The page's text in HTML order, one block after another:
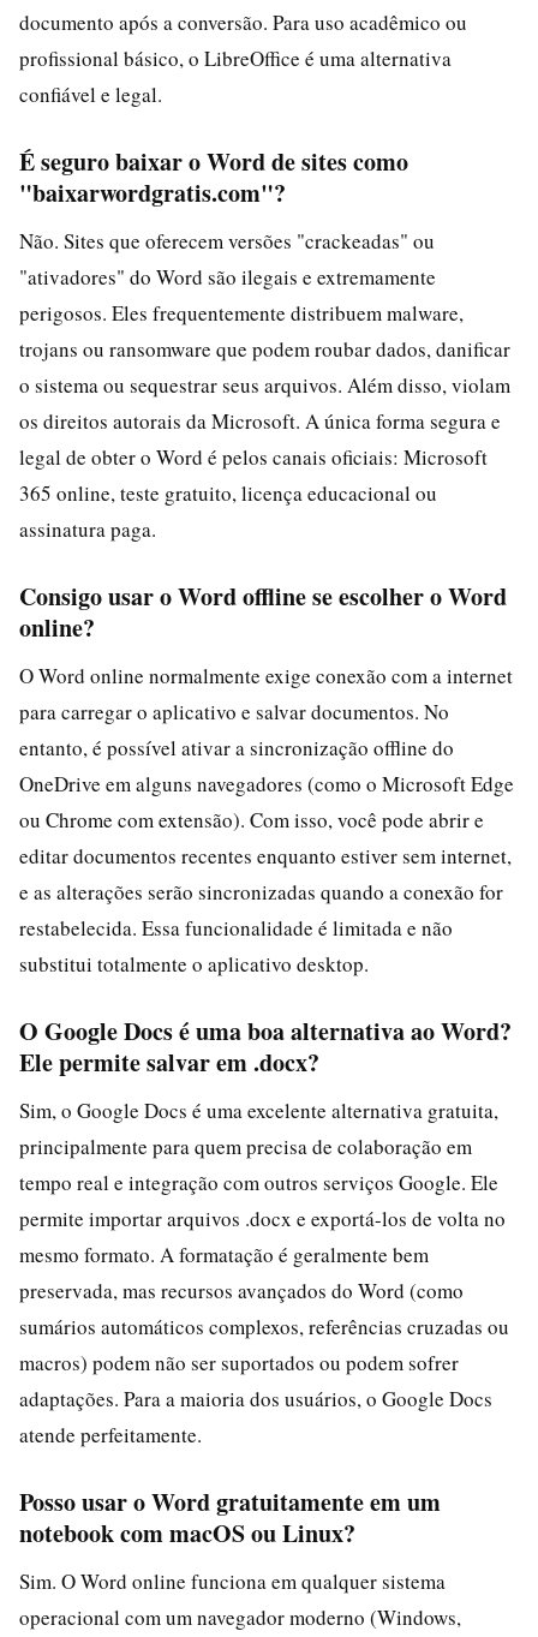
documento após a conversão. Para uso acadêmico ou
profissional básico, o LibreOffice é uma alternativa
confiável e legal.
É seguro baixar o Word de sites como
"baixarwordgratis.com"?
Não. Sites que oferecem versões "crackeadas" ou
"ativadores" do Word são ilegais e extremamente
perigosos. Eles frequentemente distribuem malware,
trojans ou ransomware que podem roubar dados, danificar
o sistema ou sequestrar seus arquivos. Além disso, violam
os direitos autorais da Microsoft. A única forma segura e
legal de obter o Word é pelos canais oficiais: Microsoft
365 online, teste gratuito, licença educacional ou
assinatura paga.
Consigo usar o Word offline se escolher o Word
online?
O Word online normalmente exige conexão com a internet
para carregar o aplicativo e salvar documentos. No
entanto, é possível ativar a sincronização offline do
OneDrive em alguns navegadores (como o Microsoft Edge
ou Chrome com extensão). Com isso, você pode abrir e
editar documentos recentes enquanto estiver sem internet,
e as alterações serão sincronizadas quando a conexão for
restabelecida. Essa funcionalidade é limitada e não
substitui totalmente o aplicativo desktop.
O Google Docs é uma boa alternativa ao Word?
Ele permite salvar em .docx?
Sim, o Google Docs é uma excelente alternativa gratuita,
principalmente para quem precisa de colaboração em
tempo real e integração com outros serviços Google. Ele
permite importar arquivos .docx e exportá-los de volta no
mesmo formato. A formatação é geralmente bem
preservada, mas recursos avançados do Word (como
sumários automáticos complexos, referências cruzadas ou
macros) podem não ser suportados ou podem sofrer
adaptações. Para a maioria dos usuários, o Google Docs
atende perfeitamente.
Posso usar o Word gratuitamente em um
notebook com macOS ou Linux?
Sim. O Word online funciona em qualquer sistema
operacional com um navegador moderno (Windows,